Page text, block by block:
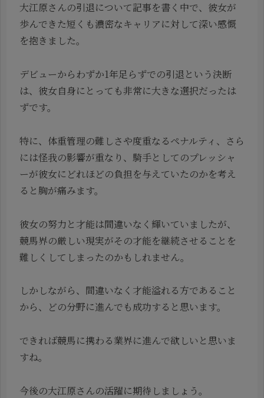
大江原さんの引退について記事を書く中で、彼女が
歩んできた短くも濃密なキャリアに対して深い感慨
を抱きました。
デビューからわずか1年足らずでの引退という決断
は、彼女自身にとっても非常に大きな選択だったは
ずです。
特に、体重管理の難しさや度重なるペナルティ、さら
には怪我の影響が重なり、騎手としてのプレッシャ
ーが彼女にどれほどの負担を与えていたのかを考え
ると胸が痛みます。
彼女の努力と才能は間違いなく輝いていましたが、
競馬界の厳しい現実がその才能を継続させることを
難しくしてしまったのかもしれません。
しかしながら、間違いなく才能溢れる方であること
から、どの分野に進んでも成功すると思います。
できれば競馬に携わる業界に進んで欲しいと思いま
すね。
今後の大江原さんの活躍に期待しましょう。